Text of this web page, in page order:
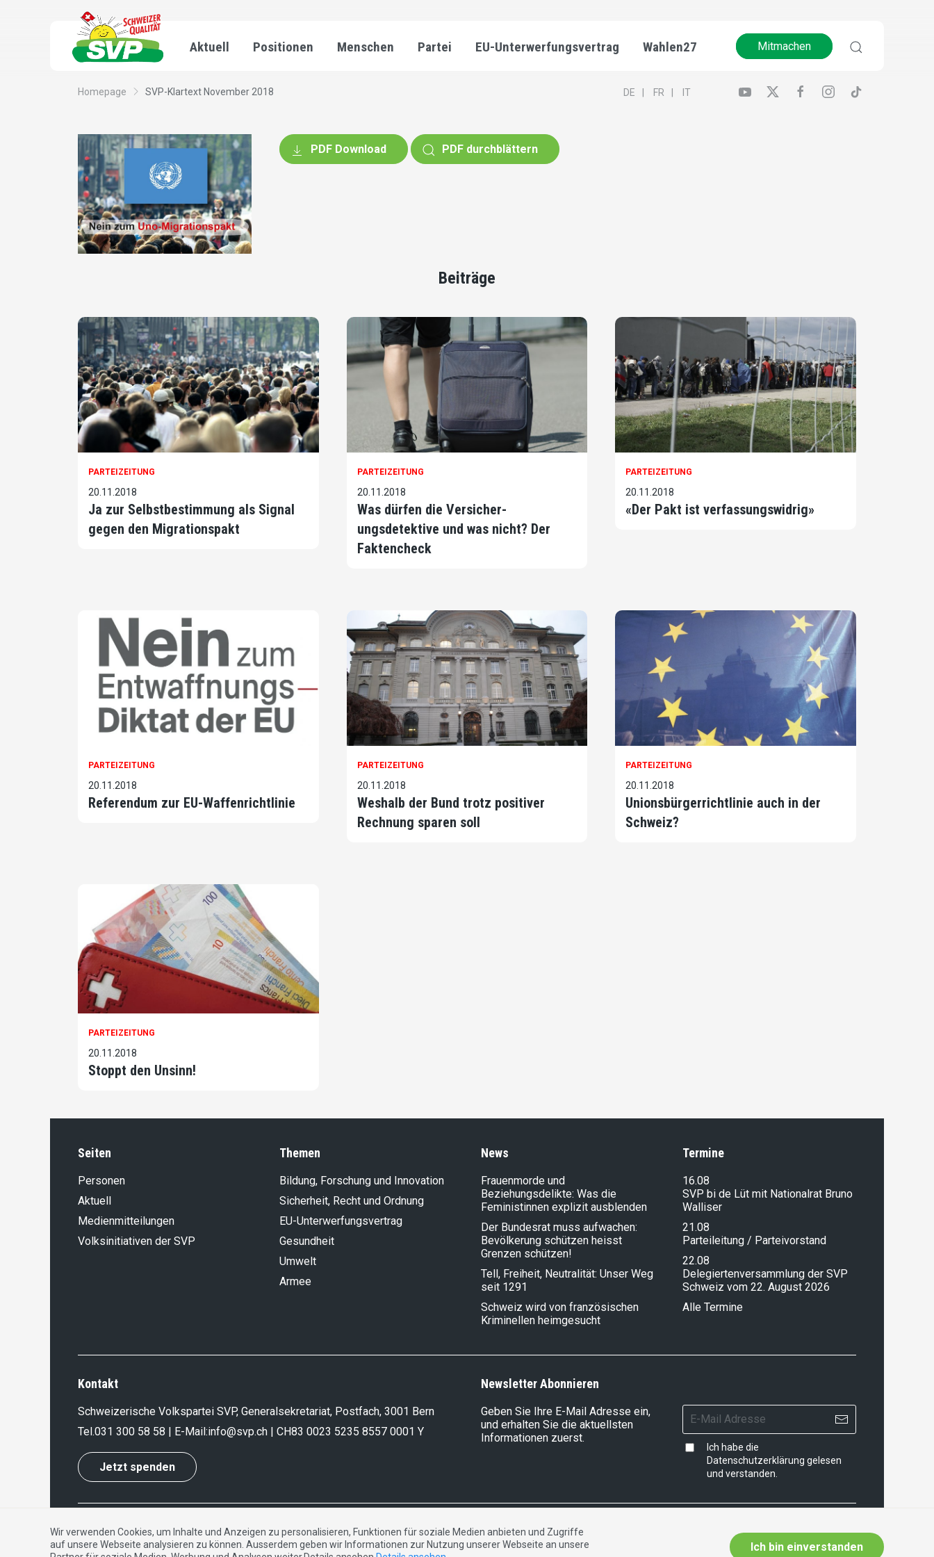
Aktuell Positionen Menschen Partei EU-Unterwerfungsvertrag Wahlen27 Mitmachen
Homepage SVP-Klartext November 2018 DE FR IT
PDF Download PDF durchblättern
Beiträge
PARTEIZEITUNG
20.11.2018
Ja zur Selbstbestimmung als Signal
gegen den Migrationspakt
PARTEIZEITUNG
20.11.2018
Was dürfen die Versicher­
ungsdetektive und was nicht? Der
Faktencheck
PARTEIZEITUNG
20.11.2018
«Der Pakt ist verfassungswidrig»
PARTEIZEITUNG
20.11.2018
Referendum zur EU-Waffenrichtlinie
PARTEIZEITUNG
20.11.2018
Weshalb der Bund trotz positiver
Rechnung sparen soll
PARTEIZEITUNG
20.11.2018
Unionsbürgerrichtlinie auch in der
Schweiz?
PARTEIZEITUNG
20.11.2018
Stoppt den Unsinn!
Seiten
Personen
Aktuell
Medienmitteilungen
Volksinitiativen der SVP
Themen
Bildung, Forschung und Innovation
Sicherheit, Recht und Ordnung
EU-Unterwerfungsvertrag
Gesundheit
Umwelt
Armee
News
Frauenmorde und
Beziehungsdelikte: Was die
Feministinnen explizit ausblenden
Der Bundesrat muss aufwachen:
Bevölkerung schützen heisst
Grenzen schützen!
Tell, Freiheit, Neutralität: Unser Weg
seit 1291
Schweiz wird von französischen
Kriminellen heimgesucht
Termine
16.08
SVP bi de Lüt mit Nationalrat Bruno
Walliser
21.08
Parteileitung / Parteivorstand
22.08
Delegiertenversammlung der SVP
Schweiz vom 22. August 2026
Alle Termine
Kontakt
Schweizerische Volkspartei SVP, Generalsekretariat, Postfach, 3001 Bern
Tel.031 300 58 58 | E-Mail:info@svp.ch | CH83 0023 5235 8557 0001 Y
Jetzt spenden
Newsletter Abonnieren
Geben Sie Ihre E-Mail Adresse ein,
und erhalten Sie die aktuellsten
Informationen zuerst.
Ich habe die
Datenschutzerklärung gelesen
und verstanden.
Impressum|Datenschutzerklärung|Kontakt DE FR IT
Wir verwenden Cookies, um Inhalte und Anzeigen zu personalisieren, Funktionen für soziale Medien anbieten und Zugriffe
auf unsere Webseite analysieren zu können. Ausserdem geben wir Informationen zur Nutzung unserer Webseite an unsere
Ich bin einverstanden